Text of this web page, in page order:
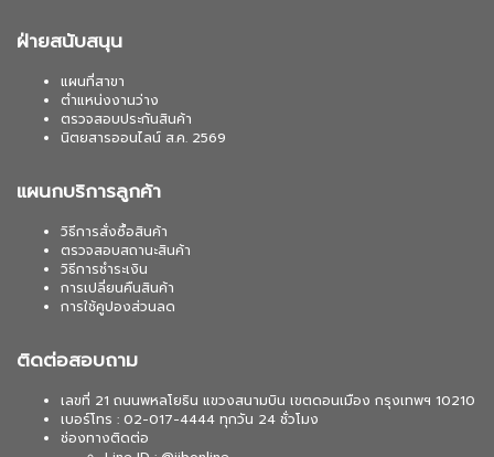
ฝ่ายสนับสนุน
แผนที่สาขา
ตำแหน่งงานว่าง
ตรวจสอบประกันสินค้า
นิตยสารออนไลน์ ส.ค. 2569
แผนกบริการลูกค้า
วิธีการสั่งซื้อสินค้า
ตรวจสอบสถานะสินค้า
วิธีการชำระเงิน
การเปลี่ยนคืนสินค้า
การใช้คูปองส่วนลด
ติดต่อสอบถาม
เลขที่ 21 ถนนพหลโยธิน แขวงสนามบิน เขตดอนเมือง กรุงเทพฯ 10210
เบอร์โทร : 02-017-4444 ทุกวัน 24 ชั่วโมง
ช่องทางติดต่อ